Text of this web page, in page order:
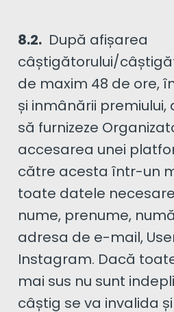
8.2. După afișarea
câștigătorului/
de maxim 48 de ore,
și inmânării premiului,
să furnizeze
accesarea unei
către acesta într-un
toate datele
nume, prenume,
adresa de e-mail,
Instagram. Dacă
mai sus nu sunt
câștig se va invalida